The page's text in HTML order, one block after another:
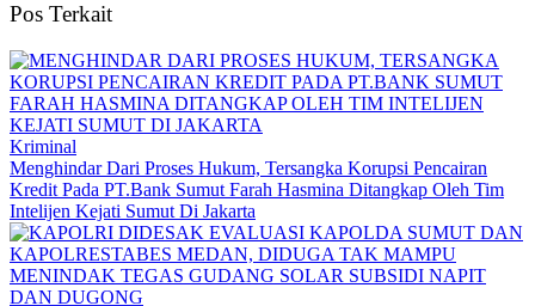
Pos Terkait
Kriminal
Menghindar Dari Proses Hukum, Tersangka Korupsi Pencairan
Kredit Pada PT.Bank Sumut Farah Hasmina Ditangkap Oleh Tim
Intelijen Kejati Sumut Di Jakarta